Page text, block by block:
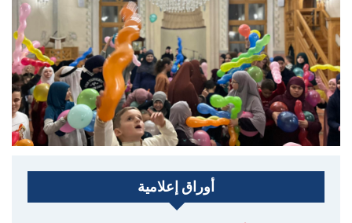
أوراق إعلامية